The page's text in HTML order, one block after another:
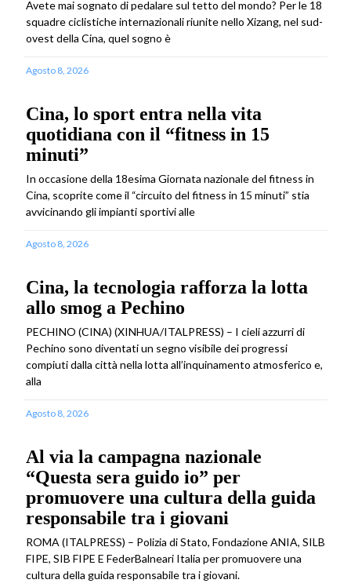
Avete mai sognato di pedalare sul tetto del mondo? Per le 18
squadre ciclistiche internazionali riunite nello Xizang, nel sud-
ovest della Cina, quel sogno è
Agosto 8, 2026
Cina, lo sport entra nella vita
quotidiana con il “fitness in 15
minuti”
In occasione della 18esima Giornata nazionale del fitness in
Cina, scoprite come il “circuito del fitness in 15 minuti” stia
avvicinando gli impianti sportivi alle
Agosto 8, 2026
Cina, la tecnologia rafforza la lotta
allo smog a Pechino
PECHINO (CINA) (XINHUA/ITALPRESS) – I cieli azzurri di
Pechino sono diventati un segno visibile dei progressi
compiuti dalla città nella lotta all’inquinamento atmosferico e,
alla
Agosto 8, 2026
Al via la campagna nazionale
“Questa sera guido io” per
promuovere una cultura della guida
responsabile tra i giovani
ROMA (ITALPRESS) – Polizia di Stato, Fondazione ANIA, SILB
FIPE, SIB FIPE E FederBalneari Italia per promuovere una
cultura della guida responsabile tra i giovani.